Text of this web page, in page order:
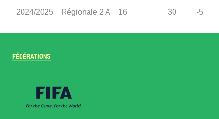
2024/2025 Régionale 2 A 16 30 -5
FÉDÉRATIONS